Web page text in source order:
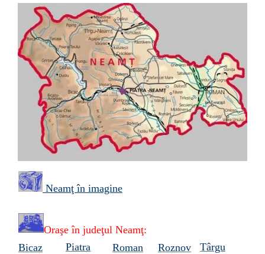
Neamţ în imagine
Oraşe în judeţul Neamţ:
Bicaz
Piatra
Roman Roznov
Târgu